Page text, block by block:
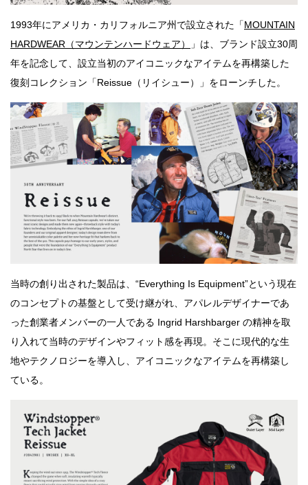
1993年にアメリカ・カリフォルニア州で設立された「MOUNTAIN
HARDWEAR（マウンテンハードウェア）
」は、ブランド設立30周
年を記念して、設立当初のアイコニックなアイテムを再構築した
復刻コレクション「Reissue（リイシュー）」をローンチした。
当時の創り出された製品は、“Everything Is Equipment”という現在
のコンセプトの基盤として受け継がれ、アパレルデザイナーであ
った創業者メンバーの一人である Ingrid Harshbarger の精神を取
り入れて当時のデザインやフィット感を再現。そこに現代的な生
地やテクノロジーを導入し、アイコニックなアイテムを再構築し
ている。